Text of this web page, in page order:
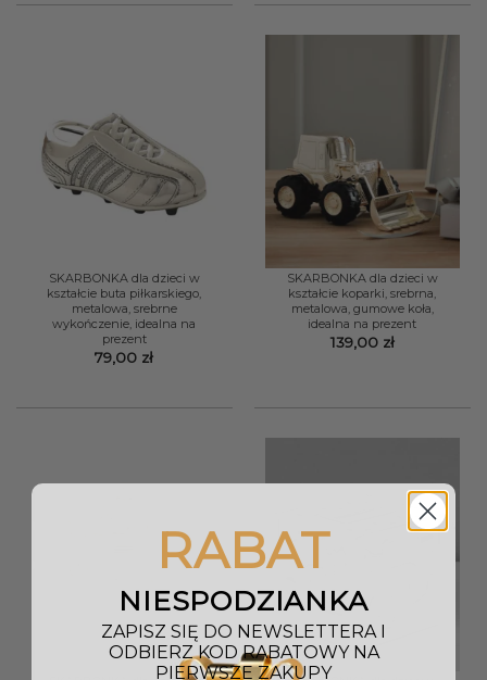
SKARBONKA dla dzieci w
kształcie buta piłkarskiego,
metalowa, srebrne
wykończenie, idealna na
prezent
79,00 zł
SKARBONKA dla dzieci w
kształcie koparki, srebrna,
metalowa, gumowe koła,
idealna na prezent
139,00 zł
RABAT
NIESPODZIANKA
ZAPISZ SIĘ DO NEWSLETTERA I
ODBIERZ KOD RABATOWY NA
PIERWSZE ZAKUPY